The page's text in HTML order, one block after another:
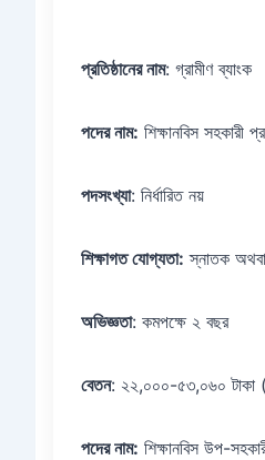
প্রতিষ্ঠানের নাম: গ্রামীণ ব্যাংক
পদের নাম: শিক্ষানবিস সহকারী
পদসংখ্যা: নির্ধারিত নয়
শিক্ষাগত যোগ্যতা: স্নাতক অথবা
অভিজ্ঞতা: কমপক্ষে ২ বছর
বেতন: ২২,০০০-৫৩,০৬০ টাকা
পদের নাম: শিক্ষানবিস উপ-